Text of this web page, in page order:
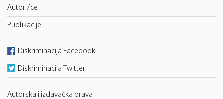
Autori/ce
Publikacije
Diskriminacija Facebook
Diskriminacija Twitter
Autorska i izdavačka prava